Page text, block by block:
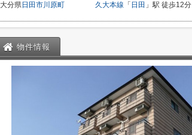
大分県日田市川原町 久大本線 「 日田 」駅 徒歩12分
物件情報